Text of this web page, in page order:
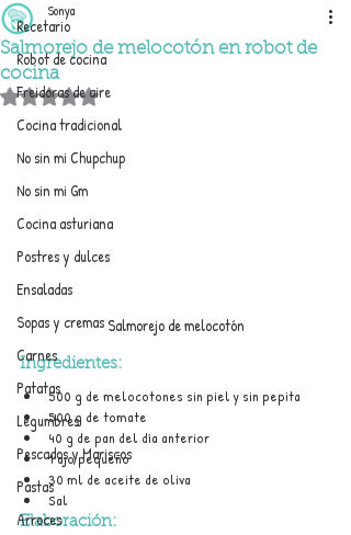
Recetario
Robot de cocina
Freidoras de aire
Cocina tradicional
No sin mi Chupchup
No sin mi Gm
Cocina asturiana
Postres y dulces
Ensaladas
Sopas y cremas
Carnes
Patatas
Legumbres
Pescados y Mariscos
Pastas
Arroces
Salmorejo de melocotón en robot de
cocina
Sonya
Obtuvo NaN de 5 estrellas.
Salmorejo de melocotón
Ingredientes:
500 g de melocotones sin piel y sin pepita
500 g de tomate
40 g de pan del día anterior
1 ajo pequeño
30 ml de aceite de oliva
Sal
Elaboración: